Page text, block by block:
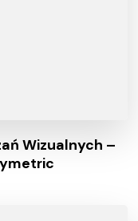
Wizualnych –